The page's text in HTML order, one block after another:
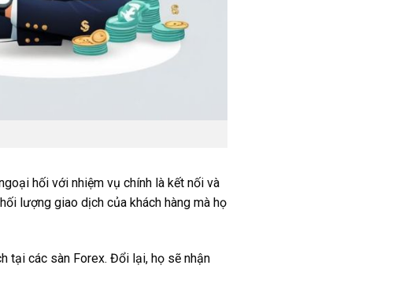
hối với nhiệm vụ chính là kết nối và
lượng giao dịch của khách hàng mà họ
tại các sàn Forex. Đổi lại, họ sẽ nhận